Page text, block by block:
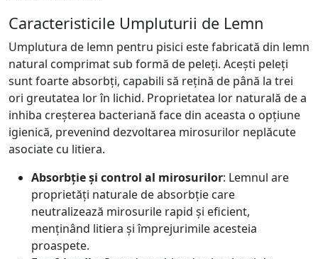
Caracteristicile Umpluturii de Lemn
Umplutura de lemn pentru pisici este fabricată din lemn
natural comprimat sub formă de peleți. Acești peleți
sunt foarte absorbți, capabili să rețină de până la trei
ori greutatea lor în lichid. Proprietatea lor naturală de a
inhiba creșterea bacteriană face din aceasta o opțiune
igienică, prevenind dezvoltarea mirosurilor neplăcute
asociate cu litiera.
Absorbție și control al mirosurilor: Lemnul are
proprietăți naturale de absorbție care
neutralizează mirosurile rapid și eficient,
menținând litiera și împrejurimile acesteia
proaspete.